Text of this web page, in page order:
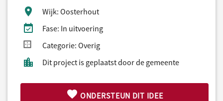
Wijk: Oosterhout
Fase: In uitvoering
Categorie: Overig
Dit project is geplaatst door de gemeente
ONDERSTEUN DIT IDEE